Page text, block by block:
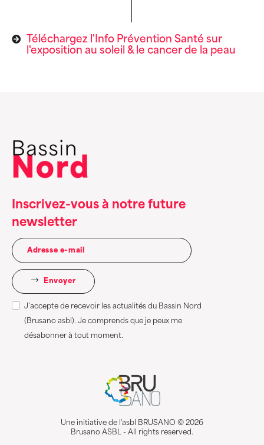
Téléchargez l'Info Prévention Santé sur
l'exposition au soleil & le cancer de la peau
Inscrivez-vous à notre future
newsletter
Envoyer
J’accepte de recevoir les actualités du Bassin Nord
(Brusano asbl). Je comprends que je peux me
désabonner à tout moment.
Une initiative de l'asbl BRUSANO © 2026
Brusano ASBL - All rights reserved.